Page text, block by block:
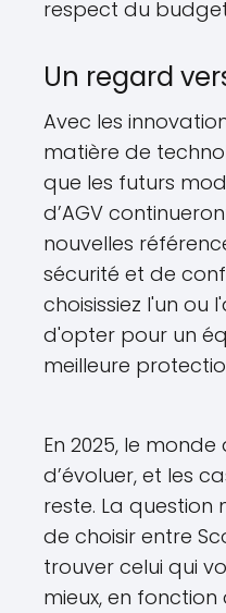
respect du
Un regard
Avec les
matière de
que les futurs
d’AGV
nouvelles
sécurité et de
choisissiez l'un ou
d'opter pour un
meilleure
En 2025, le
d’évoluer, et les
reste. La question
de choisir entre
trouver celui qui
mieux, en